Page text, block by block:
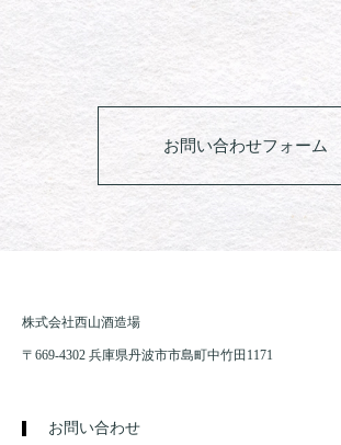
お問い合わせフォーム
株式会社西山酒造場
〒669-4302 兵庫県丹波市市島町中竹田1171
お問い合わせ